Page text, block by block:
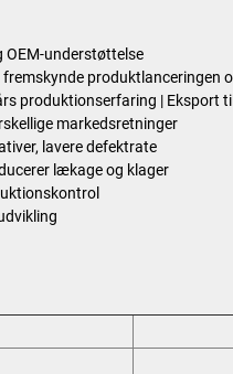
OEM-understøttelse
produktlanceringen
produktionserfaring | Eksport
markedsretninger
lavere defektrate
lækage og klager